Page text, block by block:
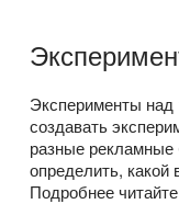
Эксперименты над
создавать
разные рекламные
определить, какой
Подробнее